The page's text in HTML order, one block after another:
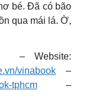
bé. Đã có bão
qua mái lá. Ờ,
– Website:
vinabook –
tphcm–